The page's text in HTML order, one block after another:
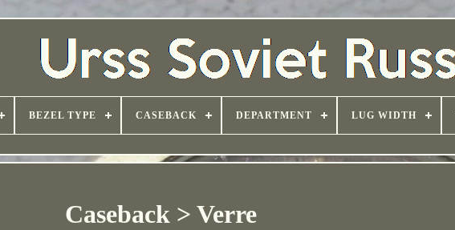
BEZEL TYPE CASEBACK DEPARTMENT LUG WIDTH
Caseback > Verre